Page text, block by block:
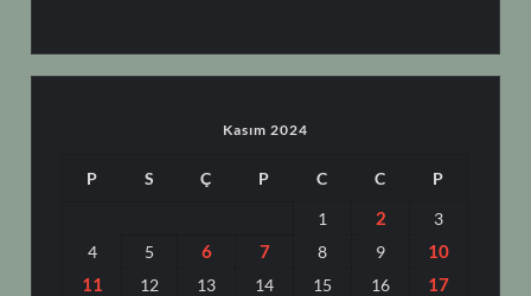
Kasım 2024
P S Ç P C C
P
1
2
3
4
5 6 7 8 9
10
11
12 13 14 15 16 17